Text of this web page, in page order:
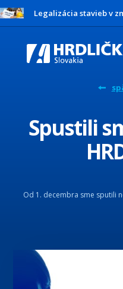
Legalizácia stavieb v
Spustili
Od 1. decembra sme sputili